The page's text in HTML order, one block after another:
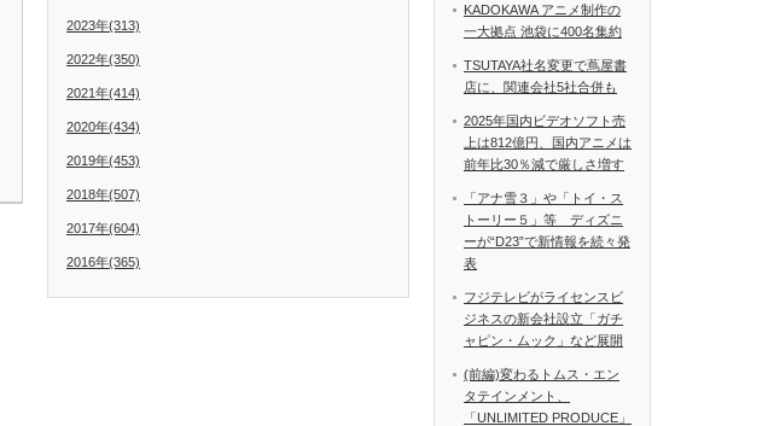
2023年(313)
2022年(350)
2021年(414)
2020年(434)
2019年(453)
2018年(507)
2017年(604)
2016年(365)
KADOKAWA アニメ制作の
一大拠点 池袋に400名集約
TSUTAYA社名変更で蔦屋書
店に、関連会社5社合併も
2025年国内ビデオソフト売
上は812億円、国内アニメは
前年比30％減で厳しさ増す
「アナ雪３」や「トイ・ス
トーリー５」等 ディズニ
ーが“D23”で新情報を続々発
表
フジテレビがライセンスビ
ジネスの新会社設立「ガチ
ャピン・ムック」など展開
(前編)変わるトムス・エン
タテインメント、
「UNLIMITED PRODUCE」